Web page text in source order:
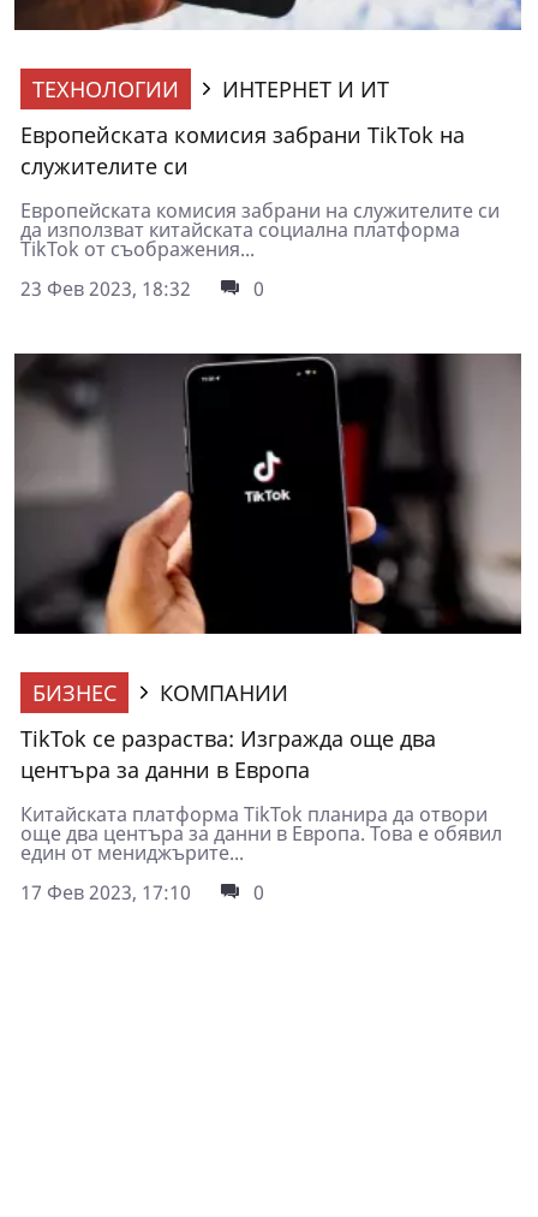
ТЕХНОЛОГИИ
ИНТЕРНЕТ И ИТ
Европейската комисия забрани TikTok на
служителите си
Европейската комисия забрани на служителите си
да използват китайската социална платформа
TikTok от съображения...
23 Фев 2023, 18:32
0
БИЗНЕС
КОМПАНИИ
TikTok се разраства: Изгражда още два
центъра за данни в Европа
Китайската платформа TikTok планира да отвори
още два центъра за данни в Европа. Това е обявил
един от мениджърите...
17 Фев 2023, 17:10
0